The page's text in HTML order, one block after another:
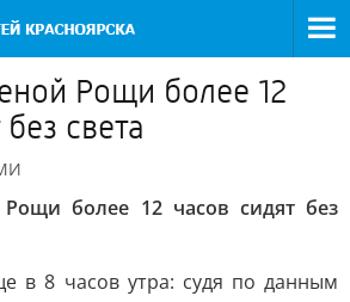
Рощи более 12
света
более 12 часов сидят без
в 8 часов утра: судя по данным